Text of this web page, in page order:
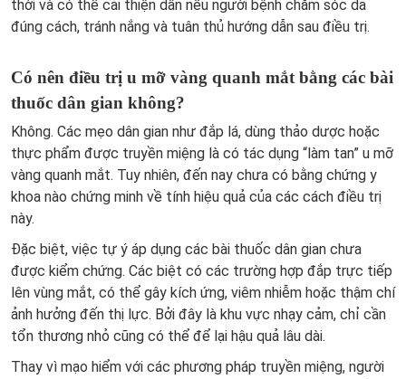
thời và có thể cải thiện dần nếu người bệnh chăm sóc da
đúng cách, tránh nắng và tuân thủ hướng dẫn sau điều trị.
Có nên điều trị u mỡ vàng quanh mắt bằng các bài
thuốc dân gian không?
Không. Các mẹo dân gian như đắp lá, dùng thảo dược hoặc
thực phẩm được truyền miệng là có tác dụng “làm tan” u mỡ
vàng quanh mắt. Tuy nhiên, đến nay chưa có bằng chứng y
khoa nào chứng minh về tính hiệu quả của các cách điều trị
này.
Đặc biệt, việc tự ý áp dụng các bài thuốc dân gian chưa
được kiểm chứng. Các biệt có các trường hợp đắp trực tiếp
lên vùng mắt, có thể gây kích ứng, viêm nhiễm hoặc thậm chí
ảnh hưởng đến thị lực. Bởi đây là khu vực nhạy cảm, chỉ cần
tổn thương nhỏ cũng có thể để lại hậu quả lâu dài.
Thay vì mạo hiểm với các phương pháp truyền miệng, người